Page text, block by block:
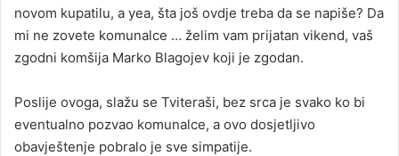
novom kupatilu, a yea, šta još ovdje treba da se napiše? Da
mi ne zovete komunalce … želim vam prijatan vikend, vaš
zgodni komšija Marko Blagojev koji je zgodan.
Poslije ovoga, slažu se Tviteraši, bez srca je svako ko bi
eventualno pozvao komunalce, a ovo dosjetljivo
obavještenje pobralo je sve simpatije.